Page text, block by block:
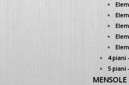
4 piani
5 piani
MENSOLE